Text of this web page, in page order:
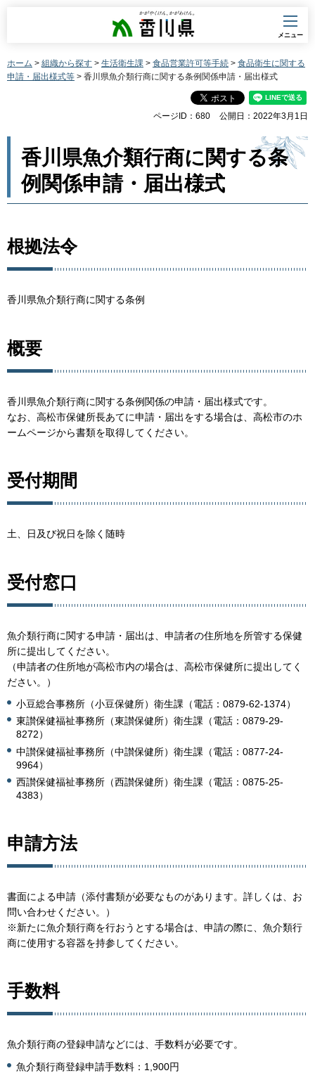
香川県
メニュー
ホーム > 組織から探す > 生活衛生課 > 食品営業許可等手続 > 食品衛生に関する
申請・届出様式等 > 香川県魚介類行商に関する条例関係申請・届出様式
ページID：680 公開日：2022年3月1日
香川県魚介類行商に関する条
例関係申請・届出様式
根拠法令
香川県魚介類行商に関する条例
概要
香川県魚介類行商に関する条例関係の申請・届出様式です。
なお、高松市保健所長あてに申請・届出をする場合は、高松市のホ
ームページから書類を取得してください。
受付期間
土、日及び祝日を除く随時
受付窓口
魚介類行商に関する申請・届出は、申請者の住所地を所管する保健
所に提出してください。
（申請者の住所地が高松市内の場合は、高松市保健所に提出してく
ださい。）
小豆総合事務所（小豆保健所）衛生課（電話：0879-62-1374）
東讃保健福祉事務所（東讃保健所）衛生課（電話：0879-29-
8272）
中讃保健福祉事務所（中讃保健所）衛生課（電話：0877-24-
9964）
西讃保健福祉事務所（西讃保健所）衛生課（電話：0875-25-
4383）
申請方法
書面による申請（添付書類が必要なものがあります。詳しくは、お
問い合わせください。）
※新たに魚介類行商を行おうとする場合は、申請の際に、魚介類行
商に使用する容器を持参してください。
手数料
魚介類行商の登録申請などには、手数料が必要です。
魚介類行商登録申請手数料：1,900円